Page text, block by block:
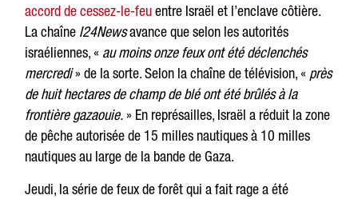
accord de cessez-le-feuentre Israël et l’enclave côtière.
La chaîne I24Newsavance que selon les autorités
israéliennes, « au moins onze feux ont été déclenchés
mercredi» de la sorte. Selon la chaîne de télévision, « près
de huit hectares de champ de blé ont été brûlés à la
frontière gazaouie.» En représailles, Israël a réduit la zone
de pêche autorisée de 15 milles nautiques à 10 milles
nautiques au large de la bande de Gaza.
Jeudi, la série de feux de forêt qui a fait rage a été